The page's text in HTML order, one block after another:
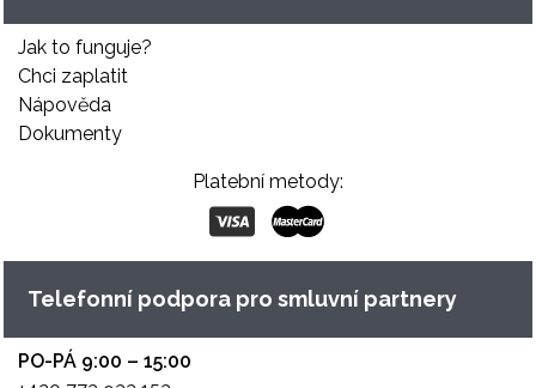
Jak to funguje?
Chci zaplatit
Nápověda
Dokumenty
Platební metody:
Telefonní podpora pro smluvní partnery
PO-PÁ 9:00 – 15:00